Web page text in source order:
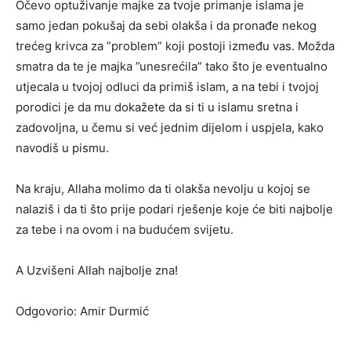
Očevo optuživanje majke za tvoje primanje islama je
samo jedan pokušaj da sebi olakša i da pronađe nekog
trećeg krivca za ”problem” koji postoji između vas. Možda
smatra da te je majka ”unesrećila” tako što je eventualno
utjecala u tvojoj odluci da primiš islam, a na tebi i tvojoj
porodici je da mu dokažete da si ti u islamu sretna i
zadovoljna, u čemu si već jednim dijelom i uspjela, kako
navodiš u pismu.
Na kraju, Allaha molimo da ti olakša nevolju u kojoj se
nalaziš i da ti što prije podari rješenje koje će biti najbolje
za tebe i na ovom i na budućem svijetu.
A Uzvišeni Allah najbolje zna!
Odgovorio: Amir Durmić